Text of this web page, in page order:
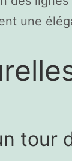
une
tour